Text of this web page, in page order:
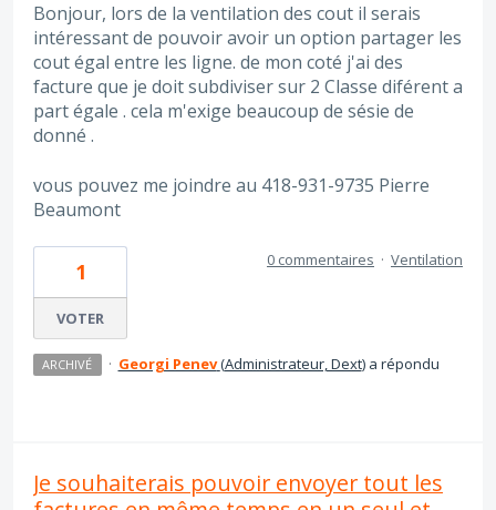
Bonjour, lors de la ventilation des cout il serais
intéressant de pouvoir avoir un option partager les
cout égal entre les ligne. de mon coté j'ai des
facture que je doit subdiviser sur 2 Classe diférent a
part égale . cela m'exige beaucoup de sésie de
donné .
vous pouvez me joindre au 418-931-9735 Pierre
Beaumont
1
VOTER
0 commentaires · Ventilation
ARCHIVÉ · Georgi Penev(Administrateur, Dext)a répondu
Je souhaiterais pouvoir envoyer tout les